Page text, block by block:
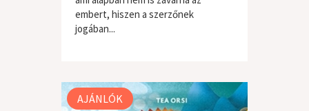
embert, hiszen a szerzőnek
jogában...
gyermek / ifjúsági
AJÁNLÓK